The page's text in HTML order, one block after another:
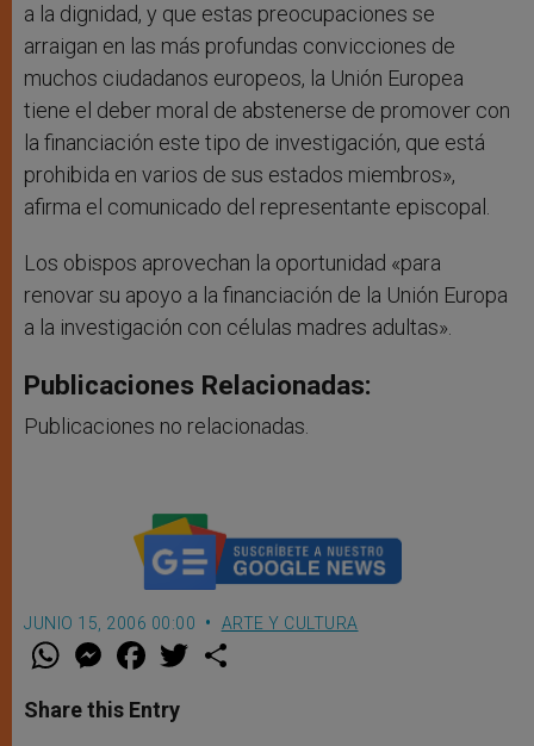
a la dignidad, y que estas preocupaciones se
arraigan en las más profundas convicciones de
muchos ciudadanos europeos, la Unión Europea
tiene el deber moral de abstenerse de promover con
la financiación este tipo de investigación, que está
prohibida en varios de sus estados miembros»,
afirma el comunicado del representante episcopal.
Los obispos aprovechan la oportunidad «para
renovar su apoyo a la financiación de la Unión Europa
a la investigación con células madres adultas».
Publicaciones Relacionadas:
Publicaciones no relacionadas.
JUNIO 15, 2006 00:00 ARTE Y CULTURA
W
t
s
M
e
s
e
F
a
e
b
w
Share this Entry